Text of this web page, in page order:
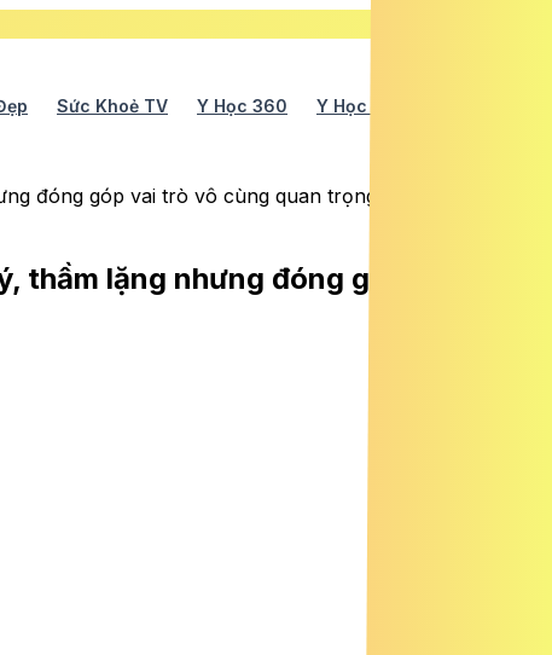
Sức Khoẻ TV Y Học 360 Y Học Cổ Truyền
đóng góp vai trò vô cùng quan trọng’…
thầm lặng nhưng đóng góp vai trò